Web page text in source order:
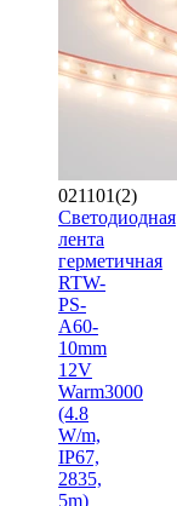
021101(2)
Светодиодная
лента
герметичная
RTW-
PS-
A60-
10mm
12V
Warm3000
(4.8
W/m,
IP67,
2835,
5m)